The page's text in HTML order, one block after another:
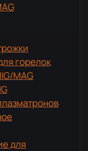
горелок
MAG
для